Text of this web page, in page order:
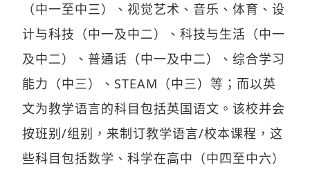
（中一至中三）、视觉艺术、音乐、体育、设
计与科技（中一及中二）、科技与生活（中一
及中二）、普通话（中一及中二）、综合学习
能力（中三）、STEAM（中三）等；而以英
文为教学语言的科目包括英国语文。该校并会
按班别/组别，来制订教学语言/校本课程，这
些科目包括数学、科学在高中（中四至中六）